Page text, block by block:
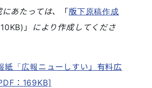
あたっては、 「版下原稿作成
」
により作成してくださ
紙「広報ニューしすい」有料広
：169KB]